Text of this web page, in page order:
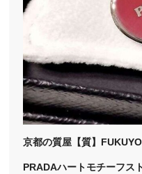
京都の質屋【質】
PRADAハートモチーフス